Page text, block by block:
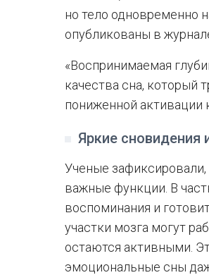
но тело одновременно
опубликованы в
«Воспринимаемая
качества сна, который
пониженной активации
Яркие сновидения
Ученые
важные функции. В
воспоминания и
участки мозга могут
остаются активными.
эмоциональные сны